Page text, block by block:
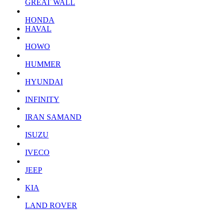
GREAT WALL
HONDA
HAVAL
HOWO
HUMMER
HYUNDAI
INFINITY
IRAN SAMAND
ISUZU
IVECO
JEEP
KIA
LAND ROVER